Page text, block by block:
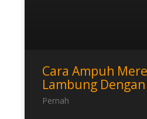
Cara Ampuh
Lambung
Pernah